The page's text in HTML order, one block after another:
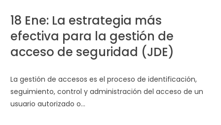
18 Ene: La estrategia más
efectiva para la gestión de
acceso de seguridad (JDE)
La gestión de accesos es el proceso de identificación,
seguimiento, control y administración del acceso de un
usuario autorizado o…